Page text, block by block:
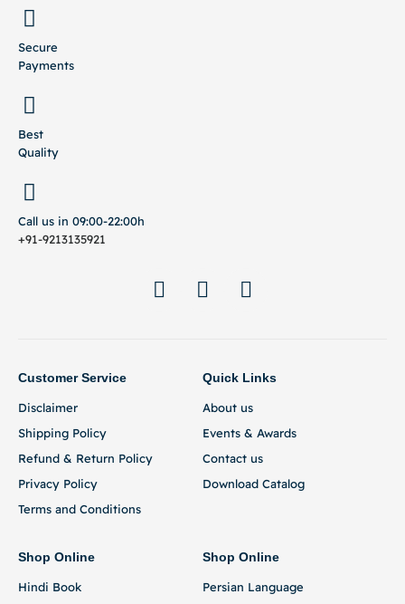
Secure
Payments
Best
Quality
Call us in 09:00-22:00h
+91-9213135921
Customer Service
Disclaimer
Shipping Policy
Refund & Return Policy
Privacy Policy
Terms and Conditions
Quick Links
About us
Events & Awards
Contact us
Download Catalog
Shop Online
Hindi Book
Shop Online
Persian Language